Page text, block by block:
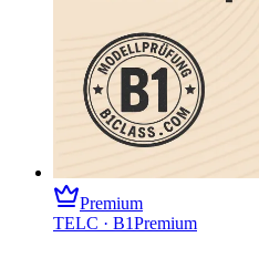
Premium
TELC · B1Premium